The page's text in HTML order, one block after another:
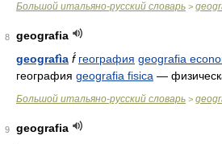
Большой итальяно-русский словарь >
8
geografia
geografìa f́ география geografia
география geografia fisica —
Большой итальяно-русский словарь >
9
geografia